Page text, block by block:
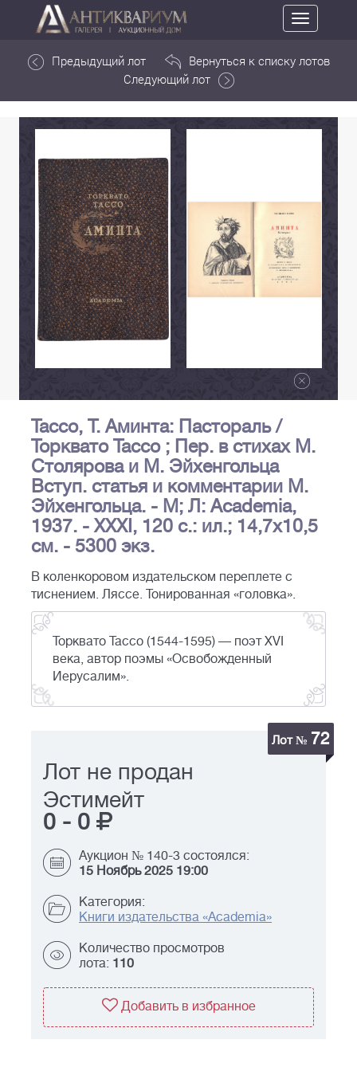
Toggle
navigation
Предыдущий лот
Вернуться к списку лотов
Следующий лот
Тассо, Т. Аминта: Пастораль /
Торквато Тассо ; Пер. в стихах М.
Столярова и М. Эйхенгольца
Вступ. статья и комментарии М.
Эйхенгольца. - М; Л: Academia,
1937. - XXXI, 120 с.: ил.; 14,7х10,5
см. - 5300 экз.
В коленкоровом издательском переплете с
тиснением. Ляссе. Тонированная «головка».
Торквато Тассо (1544-1595) — поэт XVI
века, автор поэмы «Освобожденный
Иерусалим».
Лот № 72
Лот не продан
Эстимейт
0 - 0
Аукцион № 140-3 состоялся:
15 Ноябрь 2025 19:00
Категория:
Книги издательства «Academia»
Количество просмотров
лота: 110
Добавить в избранное